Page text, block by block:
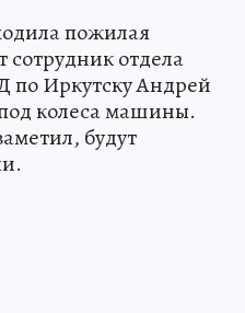
пожилая
отдела
Иркутску Андрей
колеса машины.
будут